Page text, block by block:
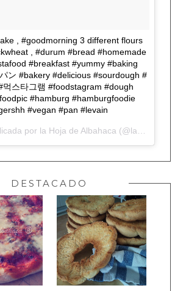
, #goodmorning 3 different flours
, #durum #bread #homemade
#breakfast #yummy #baking
ン #bakery #delicious #sourdough #
먹스타그램 #foodstagram #dough
#hamburg #hamburgfoodie
#vegan #pan #levain
Una foto publicada por la Hoja de Albahaca (@lahojadealbahaca) el
DESTACADO